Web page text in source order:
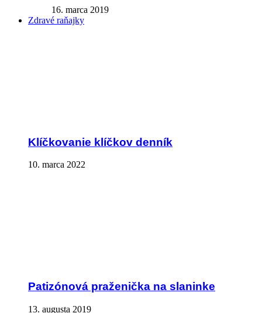
16. marca 2019
Zdravé raňajky
Klíčkovanie klíčkov denník
10. marca 2022
Patizónová praženička na slaninke
13. augusta 2019